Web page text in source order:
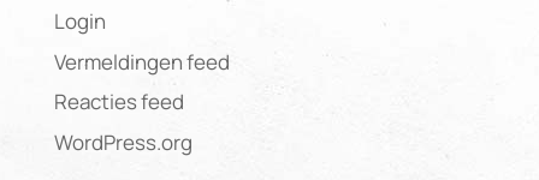
Login
Vermeldingen feed
Reacties feed
WordPress.org